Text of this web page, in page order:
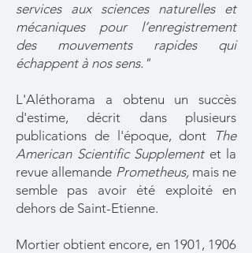
services aux sciences naturelles et
mécaniques pour l’enregistrement
des mouvements rapides qui
échappent à nos sens."
L'Aléthorama a obtenu un succès
d'estime, décrit dans plusieurs
publications de l'époque, dont
The
American Scientific Supplement et la
revue allemande Prometheus, mais ne
semble pas avoir été exploité en
dehors de Saint-Etienne.
Mortier obtient encore, en 1901, 1906